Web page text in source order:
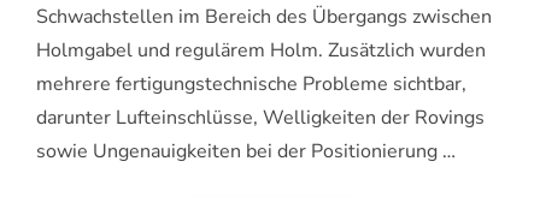
Schwachstellen im Bereich des Übergangs zwischen
Holmgabel und regulärem Holm. Zusätzlich wurden
mehrere fertigungstechnische Probleme sichtbar,
darunter Lufteinschlüsse, Welligkeiten der Rovings
sowie Ungenauigkeiten bei der Positionierung …